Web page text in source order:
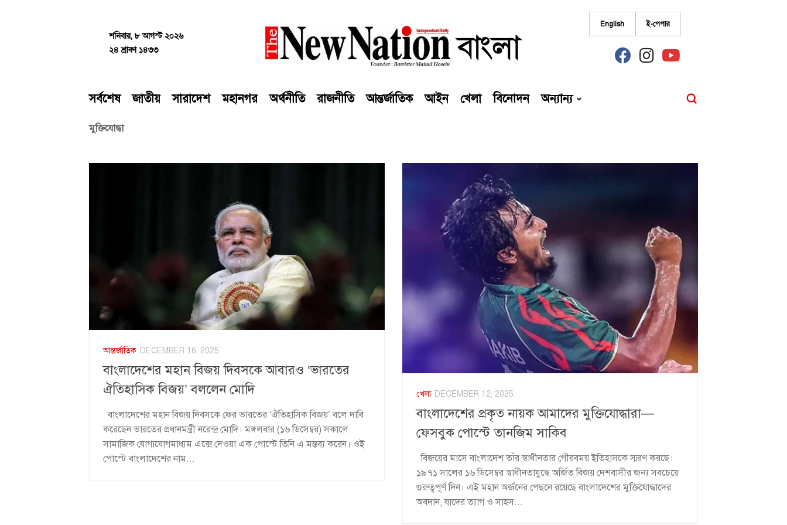
শনিবার, ৮ আগস্ট ২০২৬
২৪ শ্রাবণ ১৪৩৩
English ই-পেপার
fab
fa-
fab
fa-
fab
fa-
সর্বশেষ জাতীয় সারাদেশ মহানগর অর্থনীতি রাজনীতি আন্তর্জাতিক আইন খেলা বিনোদন অন্যান্য
মুক্তিযোদ্ধা
আন্তর্জাতিক DECEMBER 16, 2025
বাংলাদেশের মহান বিজয় দিবসকে আবারও ‘ভারতের
ঐতিহাসিক বিজয়’ বললেন মোদি
বাংলাদেশের মহান বিজয় দিবসকে ফের ভারতের ‘ঐতিহাসিক বিজয়’ বলে দাবি
করেছেন ভারতের প্রধানমন্ত্রী নরেন্দ্র মোদি। মঙ্গলবার (১৬ ডিসেম্বর) সকালে
সামাজিক যোগাযোগমাধ্যম এক্সে দেওয়া এক পোস্টে তিনি এ মন্তব্য করেন। ওই
পোস্টে বাংলাদেশের নাম...
খেলা DECEMBER 12, 2025
বাংলাদেশের প্রকৃত নায়ক আমাদের মুক্তিযোদ্ধারা—
ফেসবুক পোস্টে তানজিম সাকিব
বিজয়ের মাসে বাংলাদেশ তাঁর স্বাধীনতার গৌরবময় ইতিহাসকে স্মরণ করছে।
১৯৭১ সালের ১৬ ডিসেম্বর স্বাধীনতাযুদ্ধে অর্জিত বিজয় দেশবাসীর জন্য সবচেয়ে
গুরুত্বপূর্ণ দিন। এই মহান অর্জনের পেছনে রয়েছে বাংলাদেশের মুক্তিযোদ্ধাদের
অবদান, যাদের ত্যাগ ও সাহস...